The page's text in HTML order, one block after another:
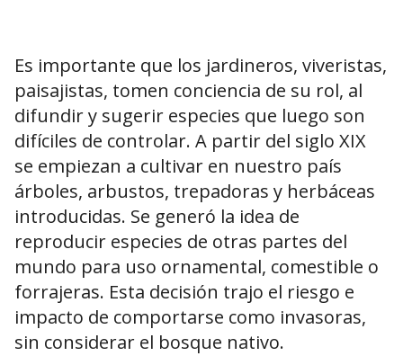
Es importante que los jardineros, viveristas,
paisajistas, tomen conciencia de su rol, al
difundir y sugerir especies que luego son
difíciles de controlar. A partir del siglo XIX
se empiezan a cultivar en nuestro país
árboles, arbustos, trepadoras y herbáceas
introducidas. Se generó la idea de
reproducir especies de otras partes del
mundo para uso ornamental, comestible o
forrajeras. Esta decisión trajo el riesgo e
impacto de comportarse como invasoras,
sin considerar el bosque nativo.